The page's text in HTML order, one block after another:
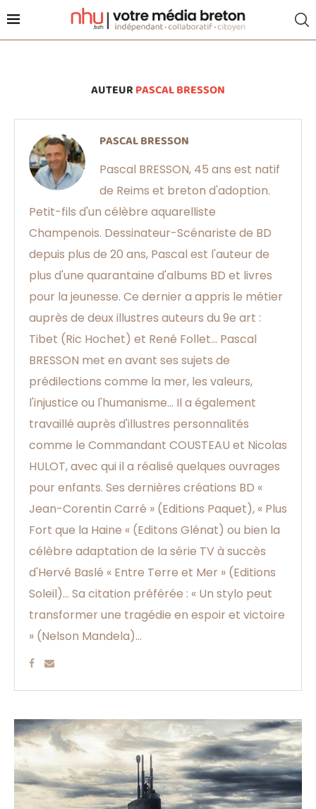
AUTEUR PASCAL BRESSON
PASCAL BRESSON
Pascal BRESSON, 45 ans est natif
de Reims et breton d'adoption.
Petit-fils d'un célèbre aquarelliste
Champenois. Dessinateur-Scénariste de BD
depuis plus de 20 ans, Pascal est l'auteur de
plus d'une quarantaine d'albums BD et livres
pour la jeunesse. Ce dernier a appris le métier
auprès de deux illustres auteurs du 9e art :
Tibet (Ric Hochet) et René Follet... Pascal
BRESSON met en avant ses sujets de
prédilections comme la mer, les valeurs,
l'injustice ou l'humanisme... Il a également
travaillé auprès d'illustres personnalités
comme le Commandant COUSTEAU et Nicolas
HULOT, avec qui il a réalisé quelques ouvrages
pour enfants. Ses dernières créations BD «
Jean-Corentin Carré » (Editions Paquet), « Plus
Fort que la Haine « (Editons Glénat) ou bien la
célèbre adaptation de la série TV à succès
d'Hervé Baslé « Entre Terre et Mer » (Editions
Soleil)... Sa citation préférée : « Un stylo peut
transformer une tragédie en espoir et victoire
» (Nelson Mandela)...